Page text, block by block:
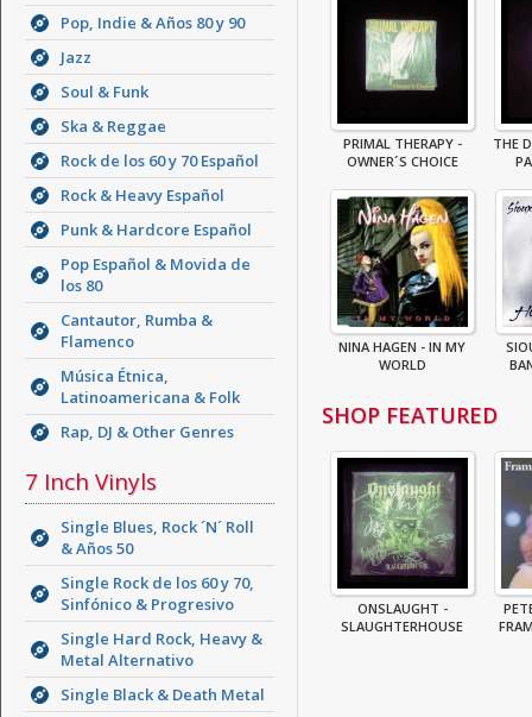
Pop, Indie & Años 80 y 90
Jazz
Soul & Funk
Ska & Reggae
Rock de los 60 y 70 Español
Rock & Heavy Español
Punk & Hardcore Español
Pop Español & Movida de
los 80
Cantautor, Rumba &
Flamenco
Música Étnica,
Latinoamericana & Folk
Rap, DJ & Other Genres
7 Inch Vinyls
Single Blues, Rock ´N´ Roll
& Años 50
Single Rock de los 60 y 70,
Sinfónico & Progresivo
Single Hard Rock, Heavy &
Metal Alternativo
Single Black & Death Metal
PRIMAL THERAPY -
OWNER´S CHOICE
THE
NINA HAGEN - IN MY
WORLD
SHOP FEATURED
ONSLAUGHT -
SLAUGHTERHOUSE